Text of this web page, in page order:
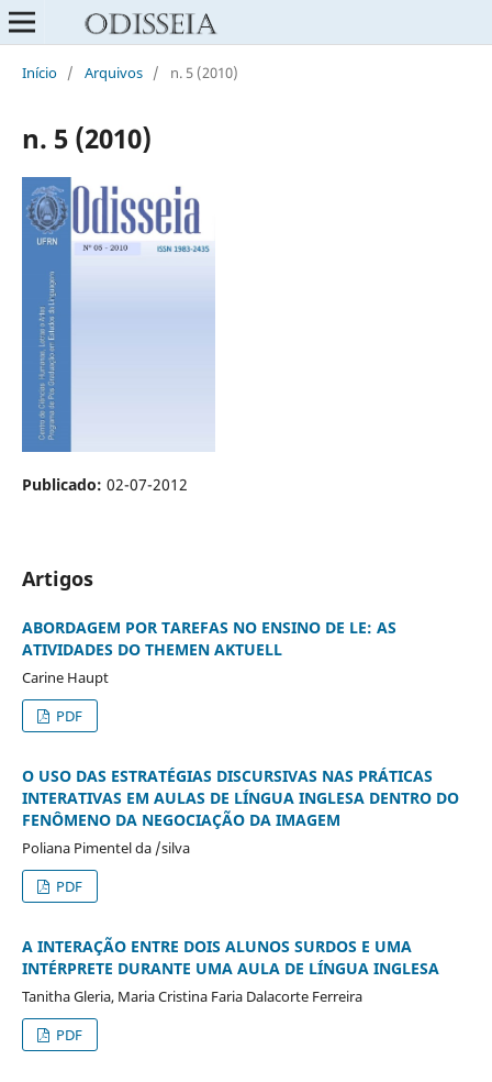
Início / Arquivos / n. 5 (2010)
n. 5 (2010)
Publicado: 02-07-2012
Artigos
ABORDAGEM POR TAREFAS NO ENSINO DE LE: AS
ATIVIDADES DO THEMEN AKTUELL
Carine Haupt
PDF
O USO DAS ESTRATÉGIAS DISCURSIVAS NAS PRÁTICAS
INTERATIVAS EM AULAS DE LÍNGUA INGLESA DENTRO DO
FENÔMENO DA NEGOCIAÇÃO DA IMAGEM
Poliana Pimentel da /silva
PDF
A INTERAÇÃO ENTRE DOIS ALUNOS SURDOS E UMA
INTÉRPRETE DURANTE UMA AULA DE LÍNGUA INGLESA
Tanitha Gleria, Maria Cristina Faria Dalacorte Ferreira
PDF